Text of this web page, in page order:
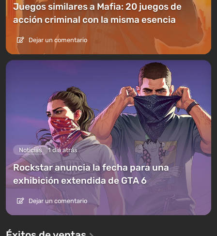
Juegos similares a Mafia: 20 juegos de
acción criminal con la misma esencia
Dejar un comentario
Noticias 1 día atrás
Rockstar anuncia la fecha para una
exhibición extendida de GTA 6
Dejar un comentario